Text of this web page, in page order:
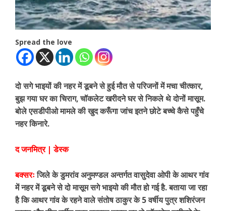
Spread the love
दो सगे भाइयों की नहर में डूबने से हुई मौत से परिजनों में मचा चीत्कार,
बुझ गया घर का चिराग, चॉकलेट खरीदने घर से निकले थे दोनों मासूम.
बोले एसडीपीओ मामले की खुद करूँगा जांच इतने छोटे बच्चे कैसे पहुँचे
नहर किनारे.
द जनमित्र | डेस्क
बक्सरःजिले के डुमरांव अनुमण्डल अन्तर्गत वासुदेवा ओपी के आथर गांव
में नहर में डूबने से दो मासूम सगे भाइयो की मौत हो गई है. बताया जा रहा
है कि आथर गांव के रहने वाले संतोष ठाकुर के 5 वर्षीय पुत्र शशिरंजन